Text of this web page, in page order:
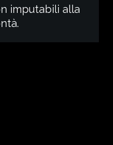
imputabili alla